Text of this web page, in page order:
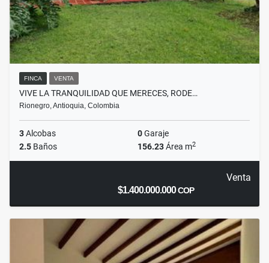
FINCA VENTA
VIVE LA TRANQUILIDAD QUE MERECES, RODE…
Rionegro, Antioquia, Colombia
3Alcobas 0Garaje
2.5 Baños 156.23Área m2
Venta
$1.400.000.000COP